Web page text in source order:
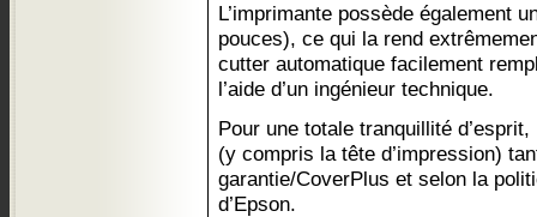
L’imprimante possède également
pouces), ce qui la rend
cutter automatique facilement
l’aide d’un ingénieur technique.
Pour une totale tranquillité
(y compris la tête d’impression)
garantie/CoverPlus et selon la
d’Epson.